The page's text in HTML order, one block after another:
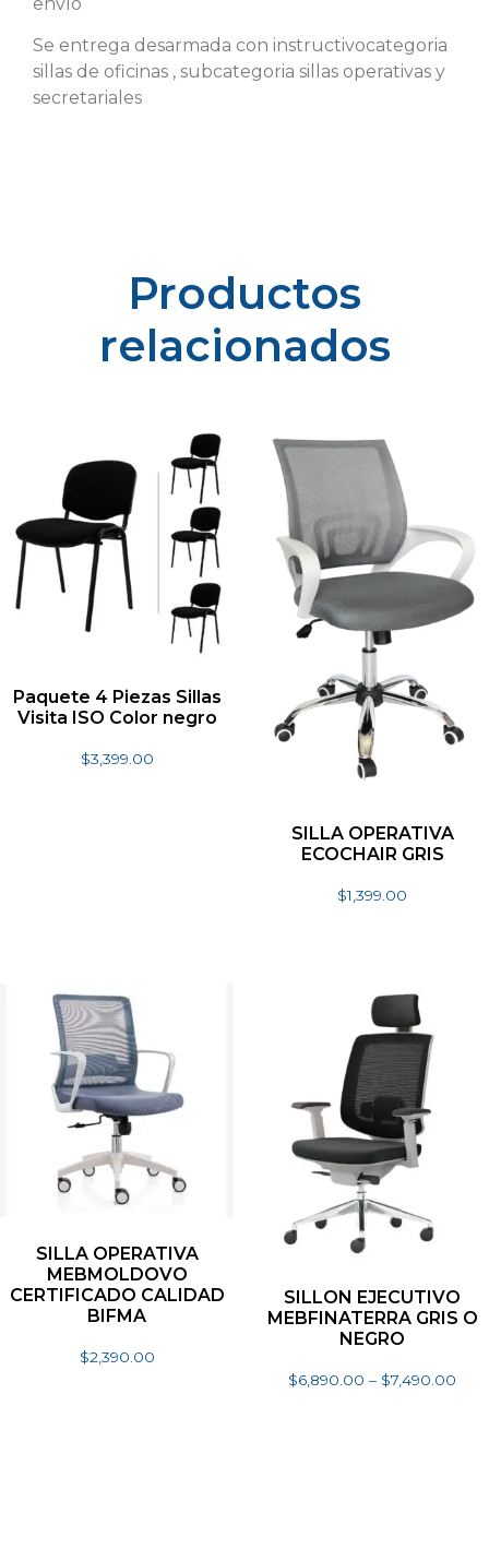
Se entrega desarmada con instructivocategoria
sillas de oficinas , subcategoria sillas operativas y
secretariales
Productos
relacionados
Paquete 4 Piezas Sillas
Visita ISO Color negro
$3,399.00
SILLA OPERATIVA
ECOCHAIR GRIS
$1,399.00
SILLA OPERATIVA
MEBMOLDOVO
CERTIFICADO CALIDAD
BIFMA
$2,390.00
SILLON EJECUTIVO
MEBFINATERRA GRIS O
NEGRO
$6,890.00 – $7,490.00